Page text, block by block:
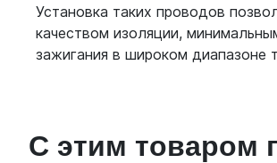
Установка таких проводов
качеством изоляции,
зажигания в широком диапазоне
С этим товаром